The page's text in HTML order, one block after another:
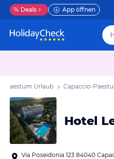
% Deals App öffnen
Paestum Urlaub Capaccio-
Hotel
Via Poseidonia 123 84040